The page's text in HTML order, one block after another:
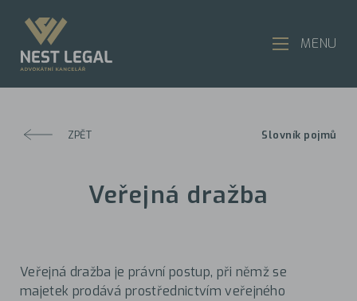
ZPĚT Slovník pojmů
Veřejná dražba
Veřejná dražba je právní postup, při němž se
majetek prodává prostřednictvím veřejného
MENU